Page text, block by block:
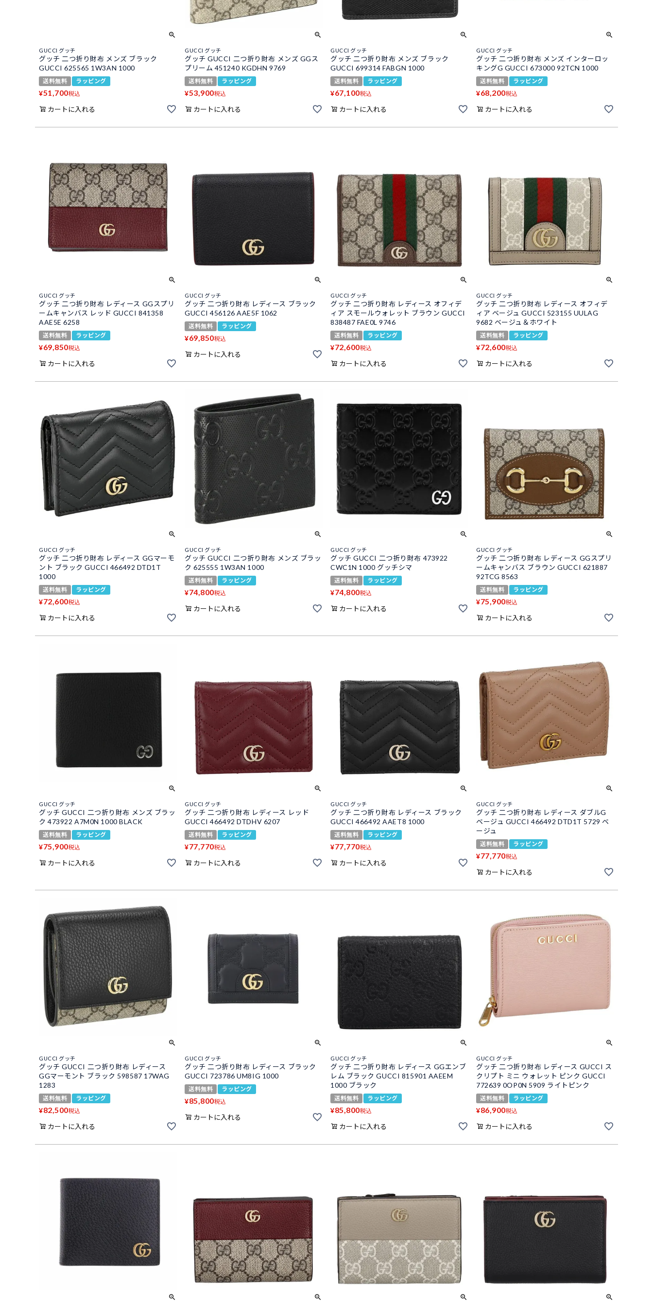
GUCCI グッチ
グッチ 二つ折り財布 メンズ ブラック
GUCCI 625565 1W3AN 1000
送料無料 ラッピング
¥51,700税込
カートに入れる
GUCCI グッチ
グッチ GUCCI 二つ折り財布 メンズ GGス
プリーム 451240 KGDHN 9769
送料無料 ラッピング
¥53,900税込
カートに入れる
GUCCI グッチ
グッチ 二つ折り財布 メンズ ブラック
GUCCI 699314 FABGN 1000
送料無料 ラッピング
¥67,100税込
カートに入れる
GUCCI グッチ
グッチ 二つ折り財布 メンズ インターロッ
キングG GUCCI 673000 92TCN 1000
送料無料 ラッピング
¥68,200税込
カートに入れる
GUCCI グッチ
グッチ 二つ折り財布 レディース GGスプリ
ームキャンバス レッド GUCCI 841358
AAE5E 6258
送料無料 ラッピング
¥69,850税込
カートに入れる
GUCCI グッチ
グッチ 二つ折り財布 レディース ブラック
GUCCI 456126 AAE5F 1062
送料無料 ラッピング
¥69,850税込
カートに入れる
GUCCI グッチ
グッチ 二つ折り財布 レディース オフィデ
ィア スモールウォレット ブラウン GUCCI
838487 FAE0L 9746
送料無料 ラッピング
¥72,600税込
カートに入れる
GUCCI グッチ
グッチ 二つ折り財布 レディース オフィデ
ィア ベージュ GUCCI 523155 UULAG
9682 ベージュ＆ホワイト
送料無料 ラッピング
¥72,600税込
カートに入れる
GUCCI グッチ
グッチ 二つ折り財布 レディース GGマーモ
ント ブラック GUCCI 466492 DTD1T
1000
送料無料 ラッピング
¥72,600税込
カートに入れる
GUCCI グッチ
グッチ GUCCI 二つ折り財布 メンズ ブラッ
ク 625555 1W3AN 1000
送料無料 ラッピング
¥74,800税込
カートに入れる
GUCCI グッチ
グッチ GUCCI 二つ折り財布 473922
CWC1N 1000 グッチシマ
送料無料 ラッピング
¥74,800税込
カートに入れる
GUCCI グッチ
グッチ 二つ折り財布 レディース GGスプリ
ームキャンバス ブラウン GUCCI 621887
92TCG 8563
送料無料 ラッピング
¥75,900税込
カートに入れる
GUCCI グッチ
グッチ GUCCI 二つ折り財布 メンズ ブラッ
ク 473922 A7M0N 1000 BLACK
送料無料 ラッピング
¥75,900税込
カートに入れる
GUCCI グッチ
グッチ 二つ折り財布 レディース レッド
GUCCI 466492 DTDHV 6207
送料無料 ラッピング
¥77,770税込
カートに入れる
GUCCI グッチ
グッチ 二つ折り財布 レディース ブラック
GUCCI 466492 AAET8 1000
送料無料 ラッピング
¥77,770税込
カートに入れる
GUCCI グッチ
グッチ 二つ折り財布 レディース ダブルG
ベージュ GUCCI 466492 DTD1T 5729 ベ
ージュ
送料無料 ラッピング
¥77,770税込
カートに入れる
GUCCI グッチ
グッチ GUCCI 二つ折り財布 レディース
GGマーモント ブラック 598587 17WAG
1283
送料無料 ラッピング
¥82,500税込
カートに入れる
GUCCI グッチ
グッチ 二つ折り財布 レディース ブラック
GUCCI 723786 UM8IG 1000
送料無料 ラッピング
¥85,800税込
カートに入れる
GUCCI グッチ
グッチ 二つ折り財布 レディース GGエンブ
レム ブラック GUCCI 815901 AAEEM
1000 ブラック
送料無料 ラッピング
¥85,800税込
カートに入れる
GUCCI グッチ
グッチ 二つ折り財布 レディース GUCCI ス
クリプト ミニ ウォレット ピンク GUCCI
772639 0OP0N 5909 ライトピンク
送料無料 ラッピング
¥86,900税込
カートに入れる